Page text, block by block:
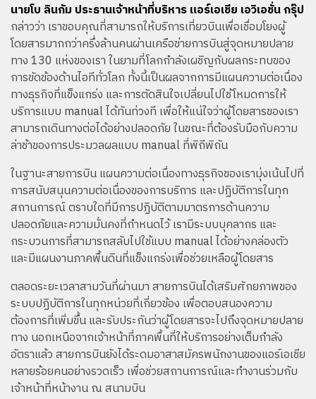
นายโบ ลินกัม ประธานเจ้าหน้าที่บริหาร แอร์เอเชีย เอวิเอชั่น กรุ๊ป
กล่าวว่า เราขอบคุณที่สามารถให้บริการเที่ยวบินเพื่อเชื่อมโยงผู้
โดยสารมากกว่าครึ่งล้านคนผ่านเครือข่ายการบินสู่จุดหมายปลาย
ทาง 130 แห่งของเรา ในยามที่โลกกำลังเผชิญกับผลกระทบของ
การขัดข้องด้านไอทีทั่วโลก ทั้งนี้เป็นผลจากการมีแผนความต่อเนื่อง
ทางธุรกิจที่แข็งแกร่ง และการตัดสินใจเปลี่ยนไปใช้โหมดการให้
บริการแบบ manual ได้ทันท่วงที เพื่อให้แน่ใจว่าผู้โดยสารของเรา
สามารถเดินทางต่อได้อย่างปลอดภัย ในขณะที่ต้องรับมือกับความ
ล่าช้าของการประมวลผลแบบ manual ที่พิถีพิถัน
ในฐานะสายการบิน แผนความต่อเนื่องทางธุรกิจของเรามุ่งเน้นไปที่
การสนับสนุนความต่อเนื่องของการบริการ และปฏิบัติการในทุก
สถานการณ์ ตราบใดที่มีการปฏิบัติตามมาตรการด้านความ
ปลอดภัยและความมั่นคงที่กำหนดไว้ เรามีระบบบุคลากร และ
กระบวนการที่สามารถสลับไปใช้แบบ manual ได้อย่างคล่องตัว
และมีแผนงานภาคพื้นดินที่แข็งแกร่งเพื่อช่วยเหลือผู้โดยสาร
ตลอดระยะเวลาสามวันที่ผ่านมา สายการบินได้เสริมศักยภาพของ
ระบบปฏิบัติการในทุกหน่วยที่เกี่ยวข้อง เพื่อตอบสนองความ
ต้องการที่เพิ่มขึ้น และรับประกันว่าผู้โดยสารจะไปถึงจุดหมายปลาย
ทาง นอกเหนือจากเจ้าหน้าที่ภาคพื้นที่ให้บริการอย่างเต็มกำลัง
อัตราแล้ว สายการบินยังได้ระดมอาสาสมัครพนักงานของแอร์เอเชีย
หลายร้อยคนอย่างรวดเร็ว เพื่อช่วยสถานการณ์และทำงานร่วมกับ
เจ้าหน้าที่หน้างาน ณ สนามบิน